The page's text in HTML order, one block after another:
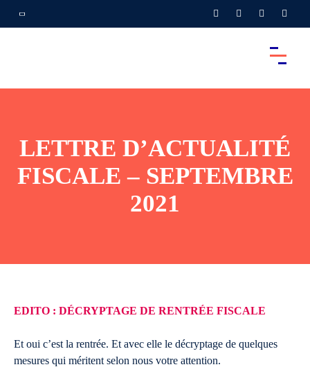
LETTRE D’ACTUALITÉ
FISCALE – SEPTEMBRE
2021
EDITO : DÉCRYPTAGE DE RENTRÉE FISCALE
Et oui c’est la rentrée. Et avec elle le décryptage de quelques
mesures qui méritent selon nous votre attention.